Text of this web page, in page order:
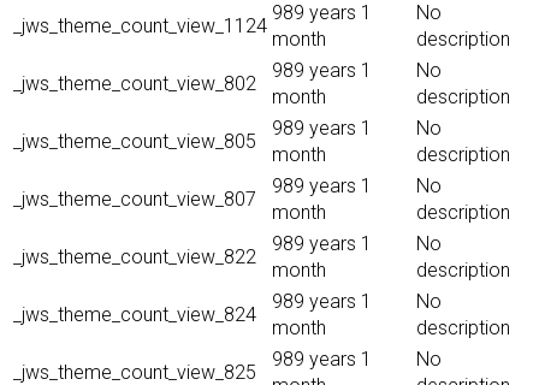
_jws_theme_count_view_1124
989 years 1
month
No
description
_jws_theme_count_view_802
989 years 1
month
No
description
_jws_theme_count_view_805
989 years 1
month
No
description
_jws_theme_count_view_807
989 years 1
month
No
description
_jws_theme_count_view_822
989 years 1
month
No
description
_jws_theme_count_view_824
989 years 1
month
No
description
_jws_theme_count_view_825
989 years 1
No